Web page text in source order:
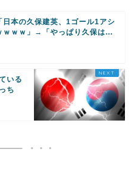
日本の久保建英、1ゴール1アシ
ｗｗｗ」→「やっぱり久保は...
いる
ち